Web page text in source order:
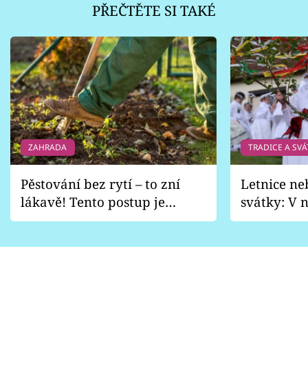
PŘEČTĚTE SI TAKÉ
ZAHRADA
Pěstování bez rytí – to zní
lákavě! Tento postup je
vhodný jen pro některé
TRADICE A
Letnice
svátky: V
pondělí